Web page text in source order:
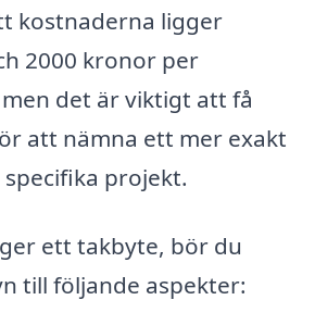
kostnaderna ligger
2000 kronor per
det är viktigt att få
att nämna ett mer exakt
projekt.
ett takbyte, bör du
till följande aspekter: